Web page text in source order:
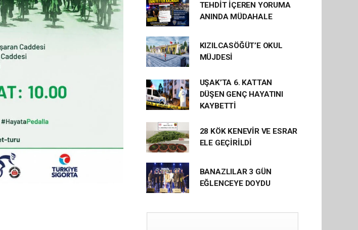
TEHDİT İÇEREN YORUMA
ANINDA MÜDAHALE
KIZILCASÖĞÜT’E OKUL
MÜJDESİ
UŞAK’TA 6. KATTAN
DÜŞEN GENÇ HAYATINI
KAYBETTİ
28 KÖK KENEVİR VE ESRAR
ELE GEÇİRİLDİ
BANAZLILAR 3 GÜN
EĞLENCEYE DOYDU